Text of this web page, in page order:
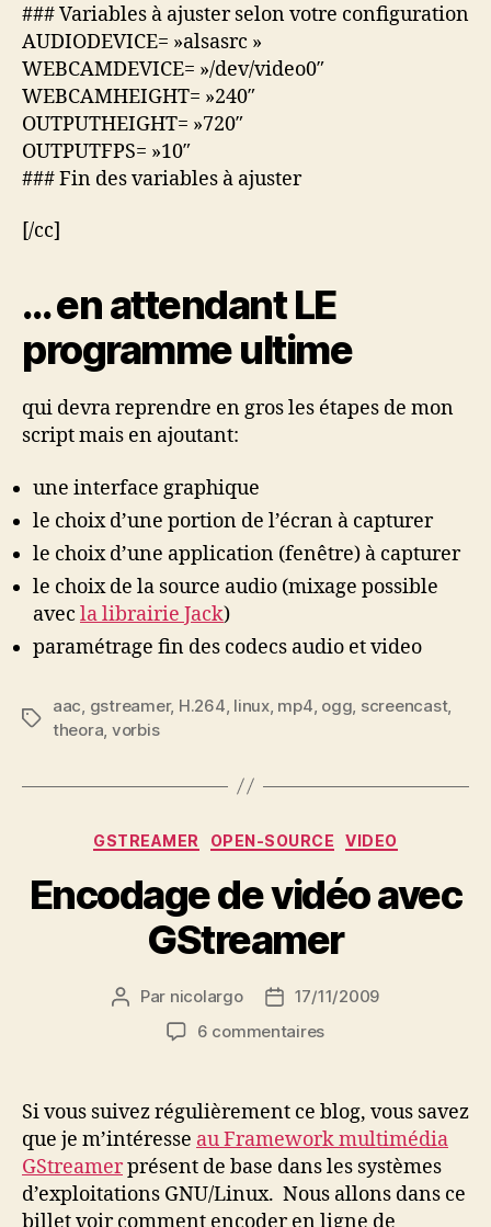
### Variables à ajuster selon votre configuration
AUDIODEVICE= »alsasrc »
WEBCAMDEVICE= »/dev/video0″
WEBCAMHEIGHT= »240″
OUTPUTHEIGHT= »720″
OUTPUTFPS= »10″
### Fin des variables à ajuster
[/cc]
… en attendant LE
programme ultime
qui devra reprendre en gros les étapes de mon
script mais en ajoutant:
une interface graphique
le choix d’une portion de l’écran à capturer
le choix d’une application (fenêtre) à capturer
le choix de la source audio (mixage possible
avec la librairie Jack)
paramétrage fin des codecs audio et video
Étiquettes
aac gstreamer, H.264 linux, mp4 ogg screencast,
theora vorbis
Catégories
GSTREAMER OPEN-SOURCE VIDEO
Encodage de vidéo avec
GStreamer
Auteur
l’article
Par nicolargo
Date
de
17/11/2009
6 commentairessur
vidéo
avec
GStreamer
Si vous suivez régulièrement ce blog, vous savez
que je m’intéresse au Framework multimédia
GStreamerprésent de base dans les systèmes
d’exploitations GNU/Linux. Nous allons dans ce